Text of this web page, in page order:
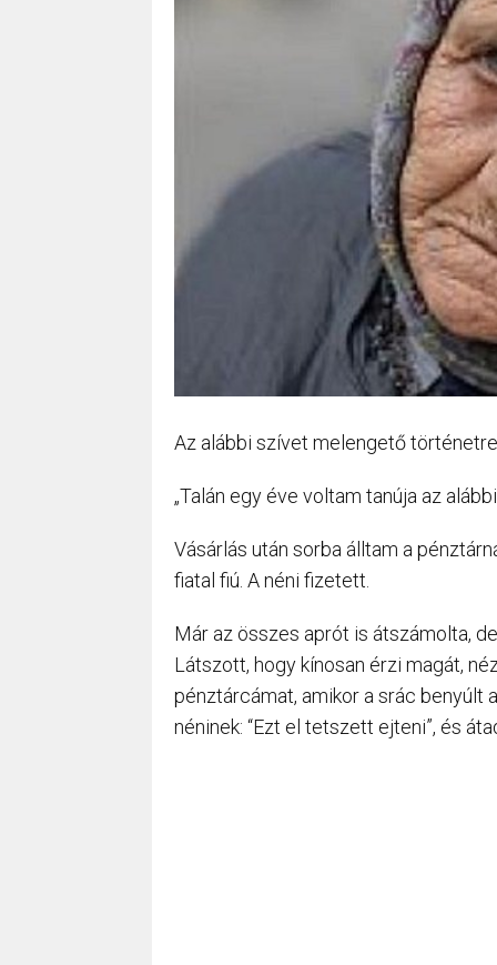
Az alábbi szívet melengető
„Talán egy éve voltam tanúja az
Vásárlás után sorba álltam a
fiatal fiú. A néni fizetett.
Már az összes aprót is átszámolta,
Látszott, hogy kínosan érzi magát,
pénztárcámat, amikor a srác benyúlt
néninek: “Ezt el tetszett ejteni”, és